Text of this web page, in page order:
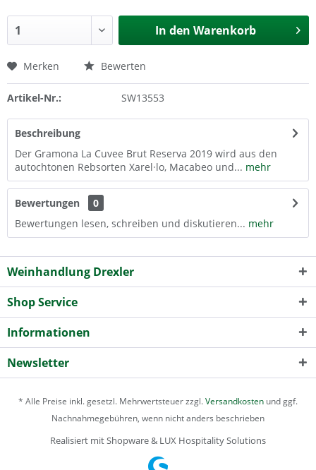
In den Warenkorb
Merken Bewerten
Artikel-Nr.: SW13553
Beschreibung
Der Gramona La Cuvee Brut Reserva 2019 wird aus den
autochtonen Rebsorten Xarel·lo, Macabeo und... mehr
Bewertungen
0
Bewertungen lesen, schreiben und diskutieren... mehr
Weinhandlung Drexler
Shop Service
Informationen
Newsletter
* Alle Preise inkl. gesetzl. Mehrwertsteuer zzgl.Versandkosten und ggf.
Nachnahmegebühren, wenn nicht anders beschrieben
Realisiert mit Shopware & LUX Hospitality Solutions